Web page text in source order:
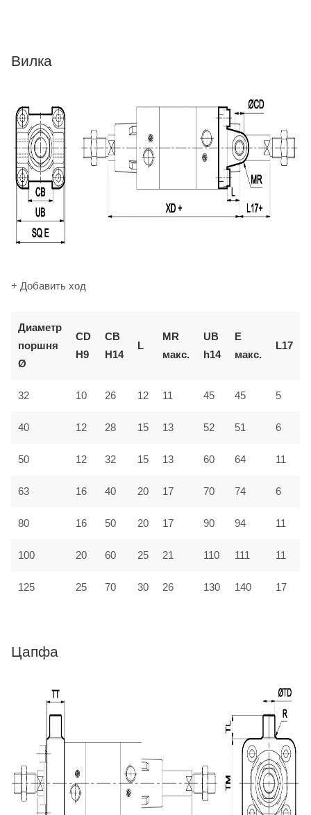
Вилка
+ Добавить ход
Диаметр
поршня
Ø
CD
H9
CB
H14
L
MR
макс.
UB
h14
E
макс.
L17
32 10 26 12 11 45 45
5
40
12 28 15 13 52 51 6
50 12 32 15 13 60 64 11
63 16 40 20 17 70 74 6
80 16 50 20 17 90 94 11
100 20 60 25 21 110 111 11
125 25 70 30 26 130 140 17
Цапфа